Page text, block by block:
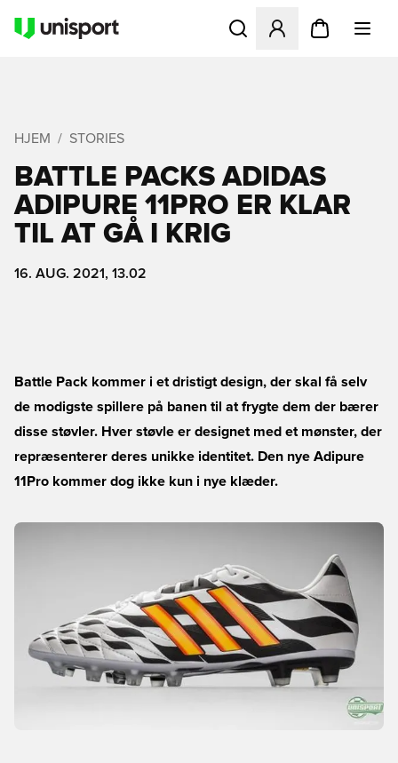
Åbner en Modal til at
HJEM STORIES
BATTLE PACKS ADIDAS
ADIPURE 11PRO ER KLAR
TIL AT GÅ I KRIG
16. AUG. 2021, 13.02
Battle Pack kommer i et dristigt design, der skal få selv
de modigste spillere på banen til at frygte dem der bærer
disse støvler. Hver støvle er designet med et mønster, der
repræsenterer deres unikke identitet. Den nye Adipure
11Pro kommer dog ikke kun i nye klæder.